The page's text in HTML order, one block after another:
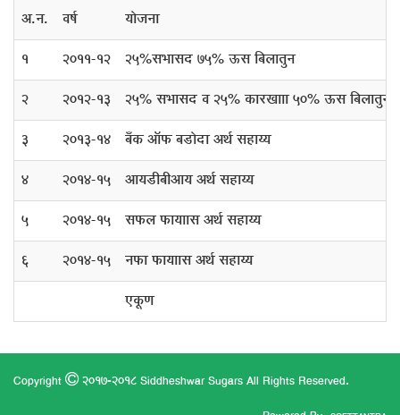
†.®Ö. ¾ÖÂÖÔ µÖÖê•Ö­®ÖÖ
1 2011-12 25%ÃÖ³ÖÖÃÖ¤ü 75% ‰úÃÖ ×²Ö»ÖÖŸÖã®Ö
2 2012-13 25% ÃÖ³ÖÖÃÖ¤ü ¾Ö 25% ÛúÖ¸üÜÖÖ­ÖÖ 50% ‰úÃÖ ×²Ö»ÖÖŸÖã®Ö
3 2013-14 ²ÖÑÛú †Öò±ú ²Ö›üÖê¤üÖ †£ÖÔ ÃÖÆüÖµµÖ
4 2014-15 †ÖµÖ›üß²Öß†ÖµÖ †£ÖÔ ÃÖÆüÖµµÖ
5 2014-15 ÃÖ±ú»Ö ±úÖµÖ­ÖÖ­ÃÖ †£ÖÔ ÃÖÆüÖµµÖ
6 2014-15 ®Ö±úÖ ±úÖµÖ­ÖÖ­ÃÖ †£ÖÔ ÃÖÆüÖµµÖ
‹ÛæúÞÖ
Copyright 2017-2018 Siddheshwar Sugars All Rights Reserved.